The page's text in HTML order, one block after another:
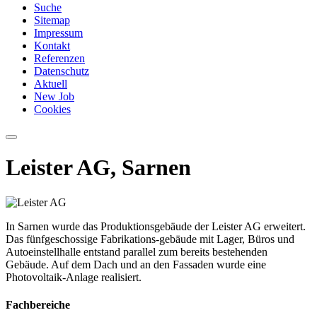
Suche
Sitemap
Impressum
Kontakt
Referenzen
Datenschutz
Aktuell
New Job
Cookies
Leister AG, Sarnen
In Sarnen wurde das Produktionsgebäude der Leister AG erweitert.
Das fünfgeschossige Fabrikations-gebäude mit Lager, Büros und
Autoeinstellhalle entstand parallel zum bereits bestehenden
Gebäude. Auf dem Dach und an den Fassaden wurde eine
Photovoltaik-Anlage realisiert.
Fachbereiche